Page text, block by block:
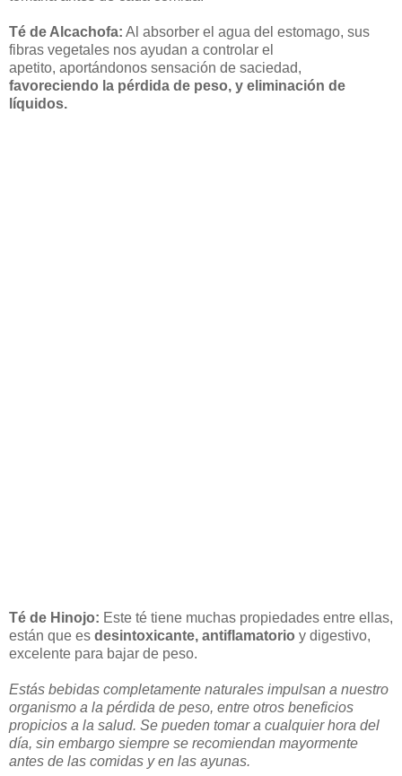
Té de Alcachofa: Al absorber el agua del estomago, sus
fibras vegetales nos ayudan a controlar el
apetito, aportándonos sensación de saciedad,
favoreciendo la pérdida de peso, y eliminación de
líquidos.
Té de Hinojo: Este té tiene muchas propiedades entre ellas,
están que es desintoxicante, antiflamatorio y digestivo,
excelente para bajar de peso.
Estás bebidas completamente naturales impulsan a nuestro
organismo a la pérdida de peso, entre otros beneficios
propicios a la salud. Se pueden tomar a cualquier hora del
día, sin embargo siempre se recomiendan mayormente
antes de las comidas y en las ayunas.